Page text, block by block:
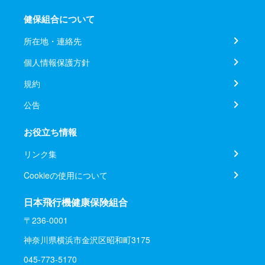
健保組合について
所在地・連絡先
個人情報保護方針
規約
公告
お役立ち情報
リンク集
Cookieの使用について
日本飛行機健康保険組合
〒236-0001
神奈川県横浜市金沢区昭和町3175
045-773-5170